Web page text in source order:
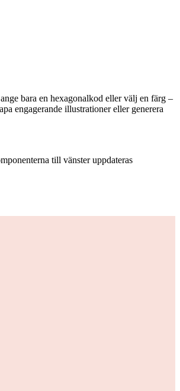
bara en hexagonalkod eller välj en färg –
engagerande illustrationer eller generera
till vänster uppdateras